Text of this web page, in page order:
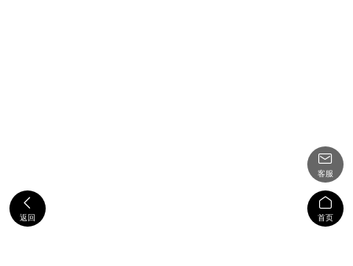

返回

客服

首页